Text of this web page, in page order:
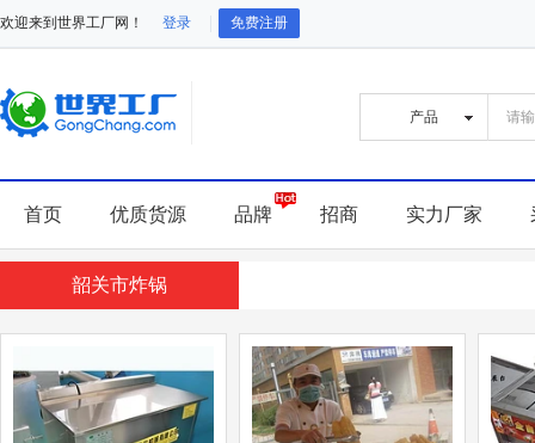
欢迎来到世界工厂网！ 登录 免费注册
首页 优质货源 品牌 招商 实力厂家
韶关市炸锅